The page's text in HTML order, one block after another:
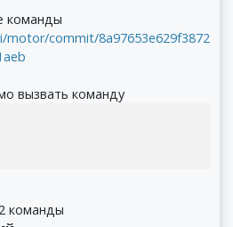
команды
commit/8a97653e629f3872
вызвать команду
команды